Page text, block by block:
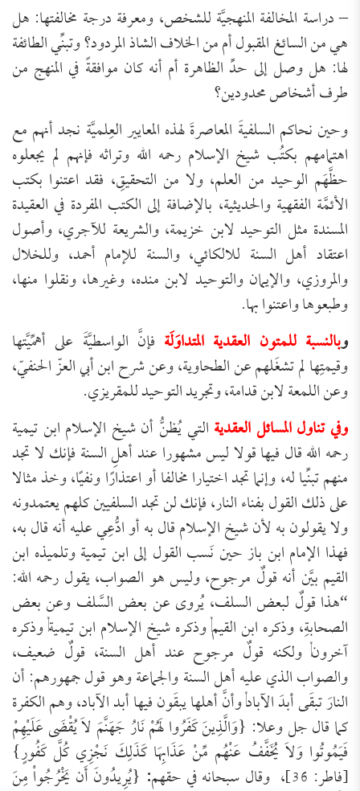
– دراسة المخالفة المنهجيَّة للشخص، ومعرفة درجة مخالفتها: هل
هي من السائغ المقبول أم من الخلاف الشاذ المردود؟ وتبنِّي الطائفة
لها: هل وصل إلى حدِّ الظاهرة أم أنه كان موافقةً في المنهج من
طرف أشخاص محدودين؟
وحين نحاكم السلفيةَ المعاصرةَ لهذه المعايير العِلميَّة نجد أنهم مع
اهتمامهم بكتُب شيخ الإسلام رحمه الله وتراثه فإنهم لم يجعلوه
حظَّهَم الوحيد من العلم، ولا من التحقيقِ، فقد اعتنوا بكتب
الأئمَّة الفقهية والحديثية، بالإضافة إلى الكتب المفردة في العقيدة
المسندة مثل التوحيد لابن خزيمة، والشريعة للآجري، وأصول
اعتقاد أهل السنة للالكائي، والسنة للإمام أحمد، وللخلال
والمروزي، والإيمان والتوحيد لابن منده، وغيرها، ونقلوا منها،
وطبعوها واعتنوا بها.
وبالنسبة للمتون العقدية المتداوَلَة فإنَّ الواسطيَّةَ على أهمِّيَّتها
وقيمتِها لم تشغَلهم عن الطحاوية، وعن شرح ابن أبي العزّ الحنفيّ،
وعن اللمعة لابن قدامة، وتجريد التوحيد للمقريزي.
وفي تناول المسائل العقديةالتي يُظنُّ أن شيخ الإسلام ابن تيمية
رحمه الله قال فيها قولا ليس مشهورا عند أهلِ السنة فإنك لا تجد
منهم تبنِّيا له، وإنما تجد اختيارا مخالفا أو اعتذارًا ونفيًا، وخذ مثالا
على ذلك القول بفناء النار، فإنك لن تجد السلفيين كلهم يعتمدونه
ولا يقولون به لأن شيخ الإسلام قال به أو ادُّعِي عليه أنه قال به،
فهذا الإمام ابن باز حين نَسب القول إلى ابن تيمية وتلميذه ابن
القيم بيَّن أنه قولٌ مرجوح، وليس هو الصواب، يقول رحمه الله:
“هذا قولٌ لبعض السلف، يُروى عن بعض السَّلف وعن بعض
الصحابةِ، وذكره ابن القيم, وذكره شيخ الإسلام ابن تيمية, وذكره
آخرون, ولكنه قولٌ مرجوح عند أهل السنة، قولٌ ضعيف،
والصواب الذي عليه أهل السنة والجماعة وهو قول جمهورهم: أن
النارَ تبقَى أبدَ الآباد, وأنَّ أهلها يبقَون فيها أبد الآباد، وهم الكفرة
كما قال جل وعلا: {وَالَّذِينَ كَفَرُوا لَهُمْ نَارُ جَهَنَّمَ لاَ يُقْضَى عَلَيْهِمْ
فَيَمُوتُوا وَلاَ يُخَفَّفُ عَنْهُم مِّنْ عَذَابِهَا كَذَلِكَ نَجْزِي كُلَّ كَفُورٍ}
[فاطر: 36]، وقال سبحانه في حقهم : {يُرِيدُونَ أَن يَخْرُجُواْ مِنَ